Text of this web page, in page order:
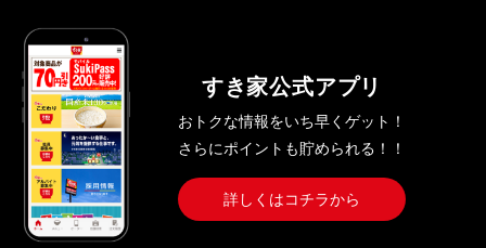
すき家公式アプリ
おトクな情報をいち早くゲット！
さらにポイントも貯められる！！
詳しくはコチラから